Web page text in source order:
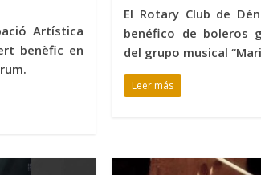
Artística
benèfic en
El Rotary Club de
benéfico de boleros
del grupo musical
Leer más